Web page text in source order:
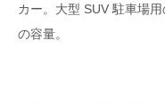
カー。大型 SUV 駐車場
の容量。